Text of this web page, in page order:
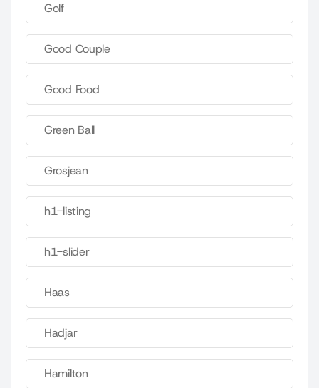
Golf
Good Couple
Good Food
Green Ball
Grosjean
h1-listing
h1-slider
Haas
Hadjar
Hamilton